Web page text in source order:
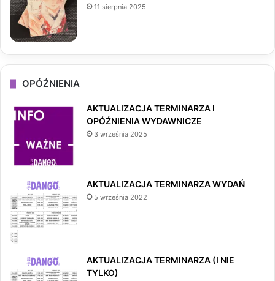
11 sierpnia 2025
OPÓŹNIENIA
AKTUALIZACJA TERMINARZA I
OPÓŹNIENIA WYDAWNICZE
3 września 2025
AKTUALIZACJA TERMINARZA WYDAŃ
5 września 2022
AKTUALIZACJA TERMINARZA (I NIE
TYLKO)